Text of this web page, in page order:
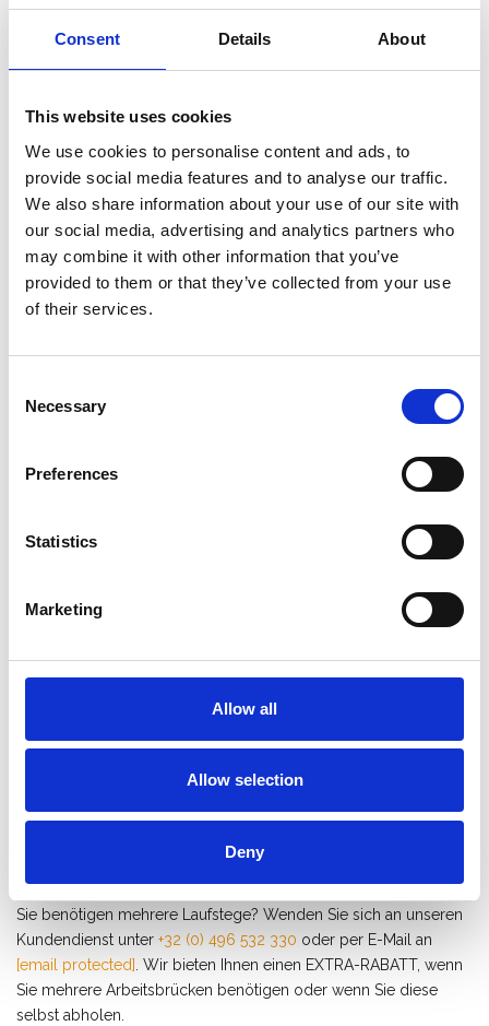
Consent Details About
This website uses cookies
We use cookies to personalise content and ads, to
provide social media features and to analyse our traffic.
We also share information about your use of our site with
our social media, advertising and analytics partners who
may combine it with other information that you’ve
provided to them or that they’ve collected from your use
of their services.
Selection
Necessary
Preferences
Statistics
Marketing
Allow all
Allow selection
Deny
Solide Alu-Steg Länge
6,20 m
€854,00
MwSt
Solide Alu-Steg Länge
7,20 m
MwSt
Solide Alu-Steg Länge
MwSt
EuroScaffold Alu-Steg
€600,41 Exkl.
MwSt
1 2
Sie benötigen mehrere Laufstege? Wenden Sie sich an unseren
Kundendienst unter +32 (0) 496 532 330 oder per E-Mail an
[email protected] . Wir bieten Ihnen einen EXTRA-RABATT, wenn
Sie mehrere Arbeitsbrücken benötigen oder wenn Sie diese
selbst abholen.